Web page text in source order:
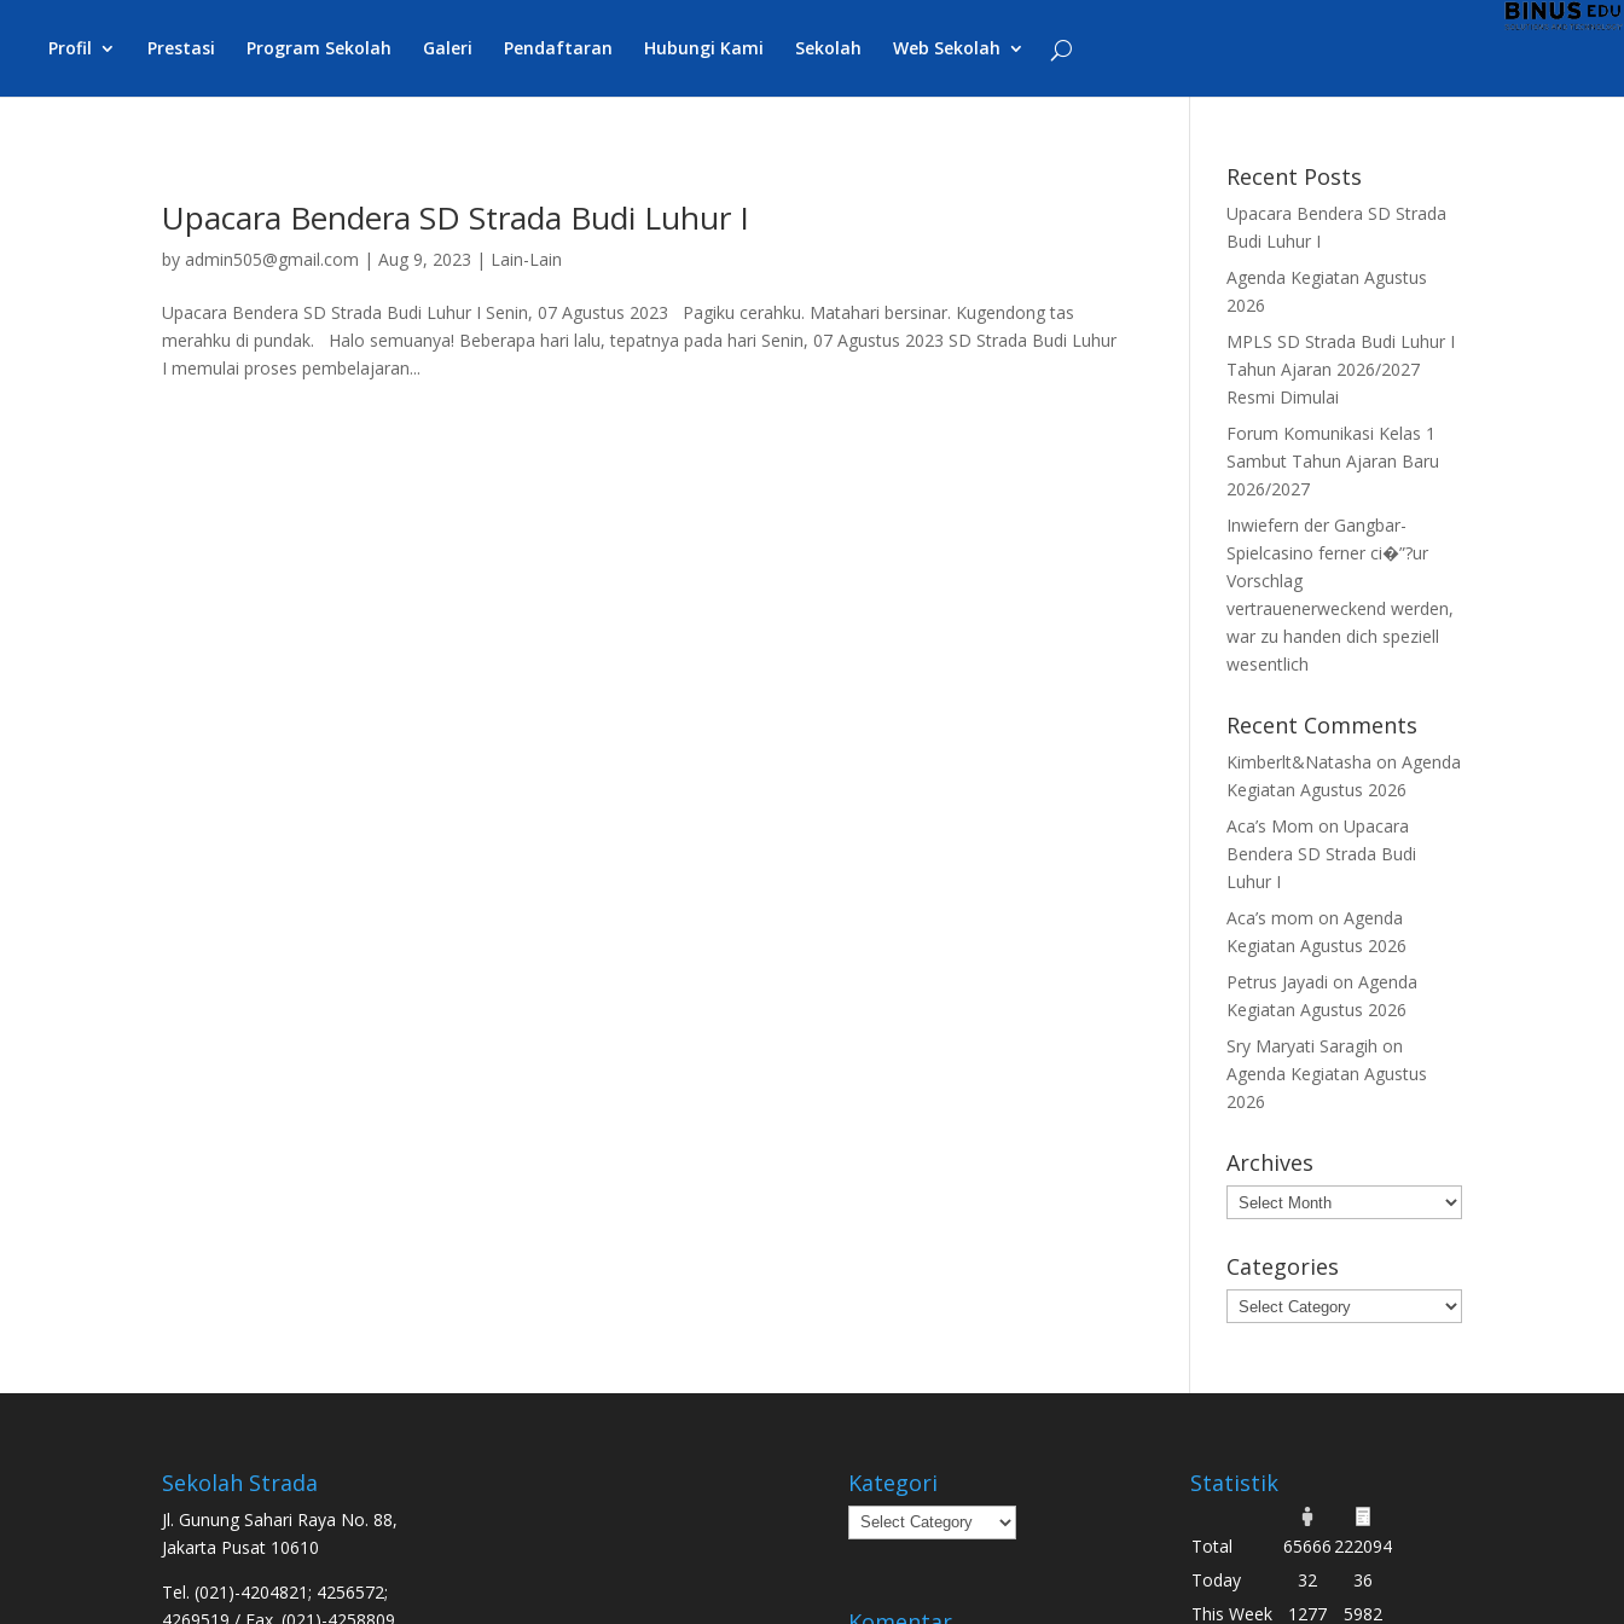
Profil Prestasi Program Sekolah Galeri Pendaftaran Hubungi Kami Sekolah Web Sekolah
Upacara Bendera SD Strada Budi Luhur I
by admin505@gmail.com |Aug 9, 2023 | Lain-Lain
Upacara Bendera SD Strada Budi Luhur I Senin, 07 Agustus 2023 Pagiku cerahku. Matahari bersinar. Kugendong tas
merahku di pundak. Halo semuanya! Beberapa hari lalu, tepatnya pada hari Senin, 07 Agustus 2023 SD Strada Budi Luhur
I memulai proses pembelajaran...
Recent Posts
Upacara Bendera SD Strada
Budi Luhur I
Agenda Kegiatan Agustus
2026
MPLS SD Strada Budi Luhur I
Tahun Ajaran 2026/2027
Resmi Dimulai
Forum Komunikasi Kelas 1
Sambut Tahun Ajaran Baru
2026/2027
Inwiefern der Gangbar-
Spielcasino ferner ci�”?ur
Vorschlag
vertrauenerweckend werden,
war zu handen dich speziell
wesentlich
Recent Comments
Kimberlt&Natasha onAgenda
Kegiatan Agustus 2026
Aca’s Mom onUpacara
Bendera SD Strada Budi
Luhur I
Aca’s mom onAgenda
Kegiatan Agustus 2026
Petrus Jayadi onAgenda
Kegiatan Agustus 2026
Sry Maryati Saragih on
Agenda Kegiatan Agustus
2026
Archives
Archives
Categories
Categories
Sekolah Strada
Jl. Gunung Sahari Raya No. 88,
Jakarta Pusat 10610
Tel. (021)-4204821; 4256572;
4269519 / Fax. (021)-4258809
Kategori
Kategori
Statistik
Total 65666 222094
Today
32
36
This Week
1277 5982